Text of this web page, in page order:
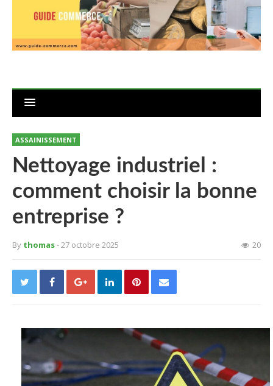
ASSAINISSEMENT
Nettoyage industriel :
comment choisir la bonne
entreprise ?
By thomas- 27 octobre 2025 20